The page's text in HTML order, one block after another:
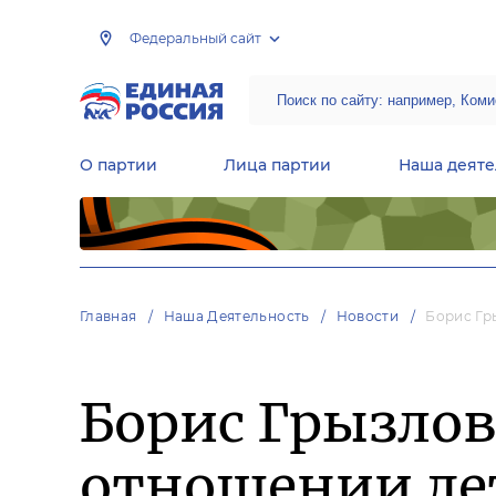
Федеральный сайт
О партии Лица партии Наша
Главная Наша Деятельность Новости Борис
Борис